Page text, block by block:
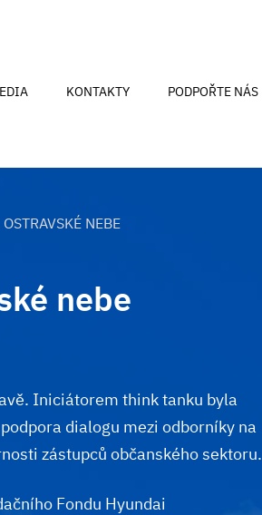
KONTAKTY PODPOŘTE NÁS
NEBE
nebe
Iniciátorem think tanku byla
dialogu mezi odborníky na
zástupců občanského sektoru.
Fondu Hyundai